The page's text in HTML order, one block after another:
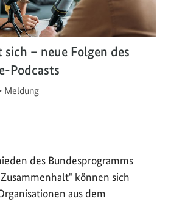
– neue Folgen des
Podcasts
• Meldung
des Bundesprogramms
können sich
aus dem